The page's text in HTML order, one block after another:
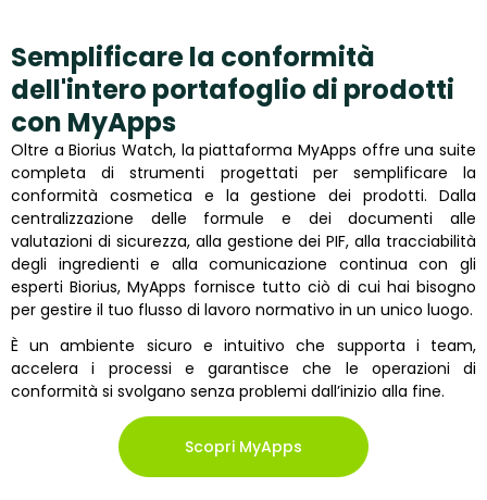
Semplificare la conformità
dell'intero portafoglio di prodotti
con MyApps
Oltre a Biorius Watch, la piattaforma MyApps offre una suite
completa di strumenti progettati per semplificare la
conformità cosmetica e la gestione dei prodotti. Dalla
centralizzazione delle formule e dei documenti alle
valutazioni di sicurezza, alla gestione dei PIF, alla tracciabilità
degli ingredienti e alla comunicazione continua con gli
esperti Biorius, MyApps fornisce tutto ciò di cui hai bisogno
per gestire il tuo flusso di lavoro normativo in un unico luogo.
È un ambiente sicuro e intuitivo che supporta i team,
accelera i processi e garantisce che le operazioni di
conformità si svolgano senza problemi dall’inizio alla fine.
Scopri MyApps